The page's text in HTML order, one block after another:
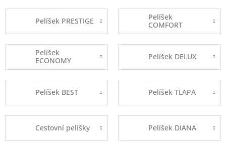
Pelíšek PRESTIGE
Pelíšek
COMFORT
Pelíšek
ECONOMY
Pelíšek DELUX
Pelíšek BEST Pelíšek TLAPA
Cestovní pelíšky Pelíšek DIANA